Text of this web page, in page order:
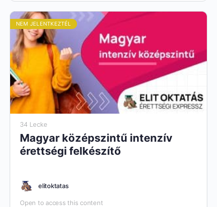
NEM JELENTKEZTÉL
34 Lecke
Magyar középszintű intenzív
érettségi felkészítő
elitoktatas
Open to access this content